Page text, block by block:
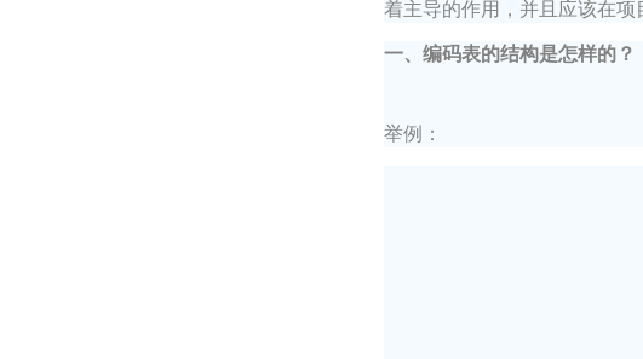
着主导的作用，并且应该在
一、编码表的结构是怎样的？
举例：